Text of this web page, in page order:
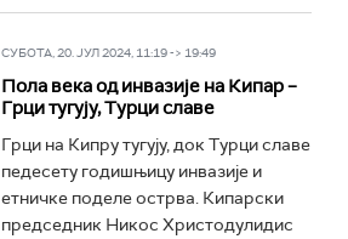
СУБОТА, 20. ЈУЛ 2024, 11:19 -> 19:49
Пола века од инвазије на Кипар –
Грци тугују, Турци славе
Грци на Кипру тугују, док Турци славе
педесету годишњицу инвазије и
етничке поделе острва. Кипарски
председник Никос Христодулидис